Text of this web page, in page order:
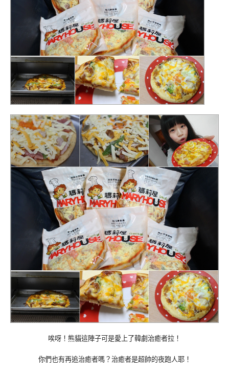
唉呀！熊貓這陣子可是愛上了韓劇治癒者拉！
你們也有再追治癒者嗎？治癒者是超帥的夜跑人耶！